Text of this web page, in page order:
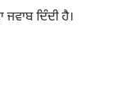
ਦਿੰਦੀ ਹੈ।